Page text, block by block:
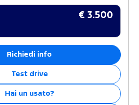
€ 3.500
Richiedi info
Test drive
Hai un usato?